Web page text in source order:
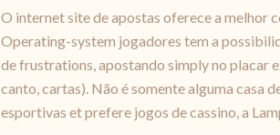
O internet site de apostas oferece a melhor
Operating-system jogadores tem a
de frustrations, apostando simply no placar
canto, cartas). Não é somente alguma casa
esportivas et prefere jogos de cassino, a